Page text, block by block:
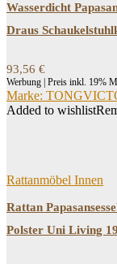
Wasserdicht
Draus
93,56 €
Werbung | Preis inkl. 19%
Marke:
Added to wishlist
Rattanmöbel Innen
Rattan
Polster Uni Living